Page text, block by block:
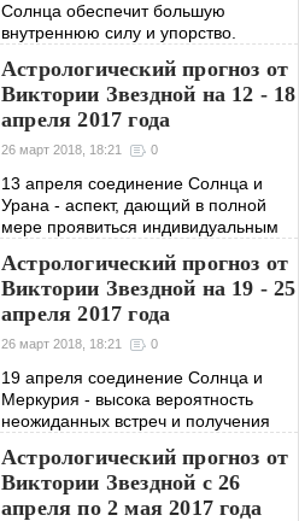
Солнца обеспечит большую
внутреннюю силу и упорство.
творческие и организаторские
способности. 29 марта соединение
Венеры и Урана
Астрологический прогноз от
Виктории Звездной на 12 - 18
апреля 2017 года
26 март 2018, 18:21 0
13 апреля соединение Солнца и
Урана - аспект, дающий в полной
мере проявиться индивидуальным
трин Солнца и Сатурна усилит
чувство ответственности, удачный
момент для
Астрологический прогноз от
Виктории Звездной на 19 - 25
апреля 2017 года
26 март 2018, 18:21 0
19 апреля соединение Солнца и
Меркурия - высока вероятность
неожиданных встреч и получения
квадратура Венеры и Сатурна -
лучше воздержаться от вложения
денежных
Астрологический прогноз от
Виктории Звездной с 26
апреля по 2 мая 2017 года